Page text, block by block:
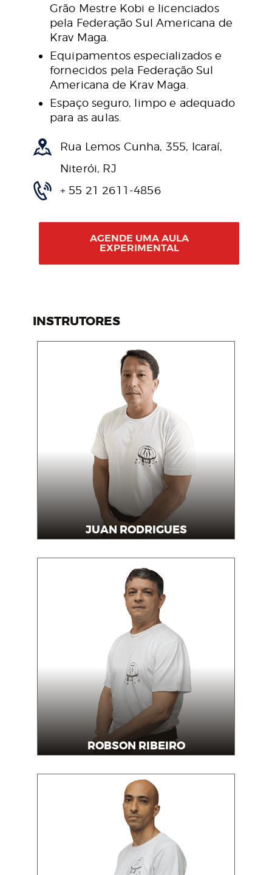
Grão Mestre Kobi e licenciados
pela Federação Sul Americana de
Krav Maga.
Equipamentos especializados e
fornecidos pela Federação Sul
Americana de Krav Maga.
Espaço seguro, limpo e adequado
para as aulas.
Rua Lemos Cunha, 355, Icaraí,
Niterói, RJ
+ 55 21 2611-4856
AGENDE UMA AULA
EXPERIMENTAL
INSTRUTORES
JUAN RODRIGUES
Professor
ROBSON RIBEIRO
Professor